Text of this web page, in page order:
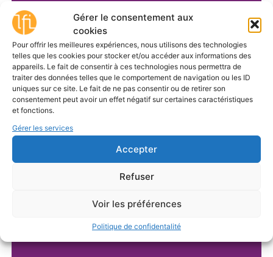
Gérer le consentement aux
cookies
Pour offrir les meilleures expériences, nous utilisons des technologies
telles que les cookies pour stocker et/ou accéder aux informations des
appareils. Le fait de consentir à ces technologies nous permettra de
traiter des données telles que le comportement de navigation ou les ID
uniques sur ce site. Le fait de ne pas consentir ou de retirer son
consentement peut avoir un effet négatif sur certaines caractéristiques
et fonctions.
Gérer les services
Accepter
Refuser
Voir les préférences
Politique de confidentalité
Ma Perception : une œuvre
permettant d’interroger la notion
d’inclusivité au cinéma
Le documentaire Ma Perception, réalisé par
Benoît Maestre, constitue un exemple
intéressant d’une œuvre...